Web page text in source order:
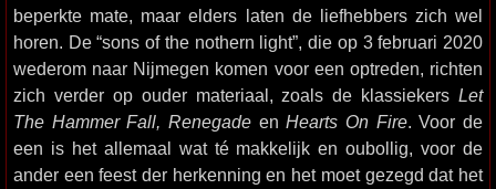
beperkte mate, maar elders laten de liefhebbers zich wel
horen. De “sons of the nothern light”, die op 3 februari 2020
wederom naar Nijmegen komen voor een optreden, richten
zich verder op ouder materiaal, zoals de klassiekers Let
The Hammer Fall, Renegade enHearts On Fire. Voor de
een is het allemaal wat té makkelijk en oubollig, voor de
ander een feest der herkenning en het moet gezegd dat het